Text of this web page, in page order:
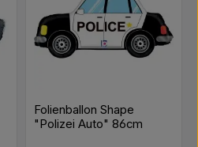
Folienballon Shape
"Polizei Auto" 86cm